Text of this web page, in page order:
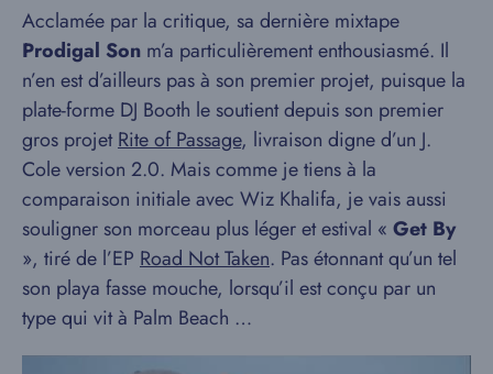
Acclamée par la critique, sa dernière mixtape
Prodigal Son m’a particulièrement enthousiasmé. Il
n’en est d’ailleurs pas à son premier projet, puisque la
plate-forme DJ Booth le soutient depuis son premier
gros projetRite of Passage, livraison digne d’un J.
Cole version 2.0. Mais comme je tiens à la
comparaison initiale avec Wiz Khalifa, je vais aussi
souligner son morceau plus léger et estival « Get By
», tiré de l’EP Road Not Taken. Pas étonnant qu’un tel
son playa fasse mouche, lorsqu’il est conçu par un
type qui vit à Palm Beach …